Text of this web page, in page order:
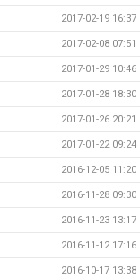
2017-02-19 16:37
2017-02-08 07:51
2017-01-29 10:46
2017-01-28 18:30
2017-01-26 20:21
2017-01-22 09:24
2016-12-05 11:20
2016-11-28 09:30
2016-11-23 13:17
2016-11-12 17:16
2016-10-17 13:38